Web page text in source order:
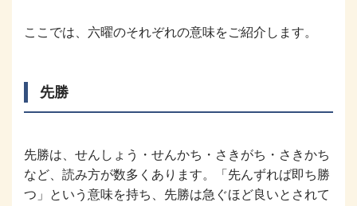
ここでは、六曜のそれぞれの意味をご紹介します。
先勝
先勝は、せんしょう・せんかち・さきがち・さきかち
など、読み方が数多くあります。「先んずれば即ち勝
つ」という意味を持ち、先勝は急ぐほど良いとされて